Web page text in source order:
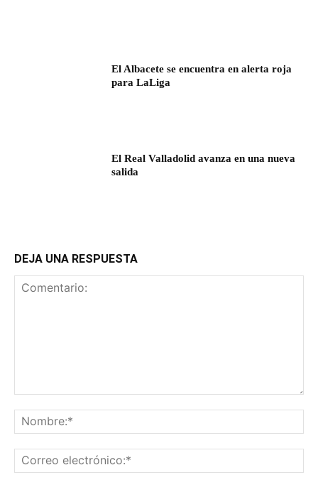
El Albacete se encuentra en alerta roja
para LaLiga
El Real Valladolid avanza en una nueva
salida
DEJA UNA RESPUESTA